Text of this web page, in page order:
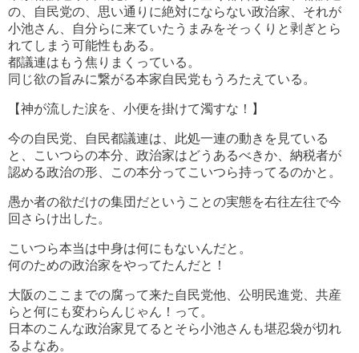
の、自民党の、思い通りに絶対にならない政治家、それが
小池さん、自分らに来ていたうまみをそっくりと剥ぎとら
れてしまう可能性もある。
都議連はもう焦りまくっている。
同じ欲の旨みに繋がる本家自民党もうろたえている。
【神が流した涙を、小便を掛けて濁すな！】
今の自民党、自民都議連は、此処一連の動きを見ている
と、こいつらの本分、政治家はどうあるべきか、納税者が
認める政治の形、この本分ってこいつら持ってるのかと。
愚か者の欲だけの集団だということの実態を右往左往で今
回さらけ出した。
こいつら本当は中身は何にもないんだと。
何のための政治家をやってたんだと！
大阪のここまでの腐って来た自民党他、公明民進党、共産
らと何にも変わらんじゃん！って。
日本のこんな政治家見てるとそら小池さんも堪忍袋が切れ
るよなあ。